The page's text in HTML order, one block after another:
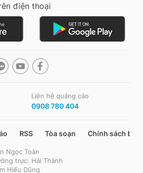
điện thoại
Liên hệ quảng cáo
0908 780 404
RSS Tòa soạn Chính sách bảo
Ngọc Toàn
trực: Hải Thành
Hiếu Dũng